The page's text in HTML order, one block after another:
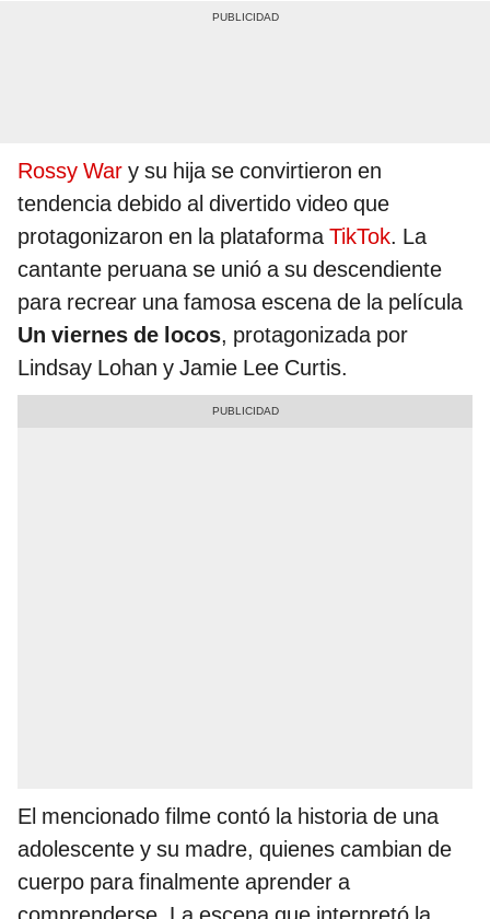
Rossy War y su hija se convirtieron en
tendencia debido al divertido video que
protagonizaron en la plataformaTikTok. La
cantante peruana se unió a su descendiente
para recrear una famosa escena de la película
Un viernes de locos, protagonizada por
Lindsay Lohan y Jamie Lee Curtis.
El mencionado filme contó la historia de una
adolescente y su madre, quienes cambian de
cuerpo para finalmente aprender a